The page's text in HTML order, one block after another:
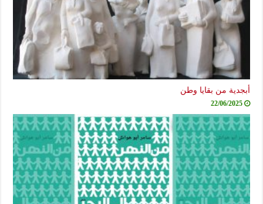
من بقايا وطن
22/06/2025